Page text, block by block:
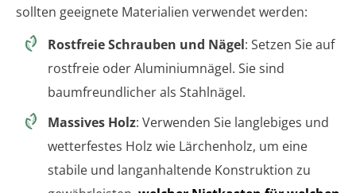
sollten geeignete Materialien verwendet werden:
Rostfreie Schrauben und Nägel: Setzen Sie auf
rostfreie oder Aluminiumnägel. Sie sind
baumfreundlicher als Stahlnägel.
Massives Holz: Verwenden Sie langlebiges und
wetterfestes Holz wie Lärchenholz, um eine
stabile und langanhaltende Konstruktion zu